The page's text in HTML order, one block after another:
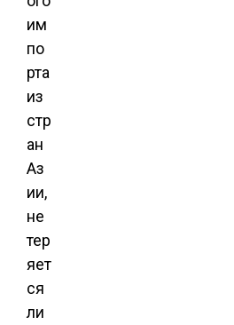
им
по
рта
из
стр
ан
Аз
ии,
не
тер
яет
ся
ли